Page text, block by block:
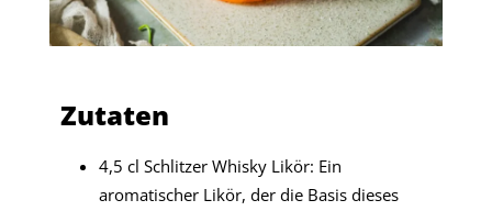
Zutaten
4,5 cl Schlitzer Whisky Likör: Ein
aromatischer Likör, der die Basis dieses